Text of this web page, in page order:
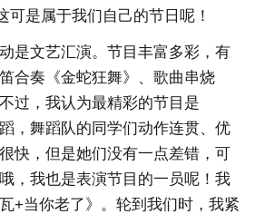
可是属于我们自己的节日呢！
是文艺汇演。节目丰富多彩，有
合奏《金蛇狂舞》、歌曲串烧
过，我认为最精彩的节目是
，舞蹈队的同学们动作连贯、优
快，但是她们没有一点差错，可
，我也是表演节目的一员呢！我
+当你老了》。轮到我们时，我紧